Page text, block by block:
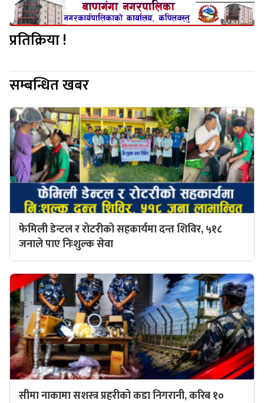
प्रतिक्रिया !
सम्बन्धित खबर
फेमिली डेन्टल र रोटरीको सहकार्यमा दन्त शिविर, ५१८
जनाले पाए निःशुल्क सेवा
सीमा नाकामा सशस्त्र प्रहरीको कडा निगरानी, करिब १०